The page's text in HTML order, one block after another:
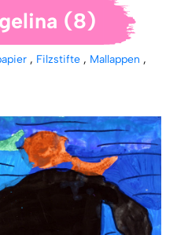
(8)
, Filzstifte , Mallappen ,